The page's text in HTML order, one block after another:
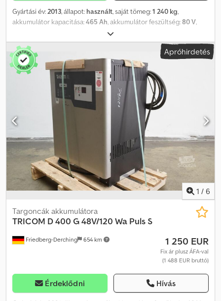
Gyártási év:2013, állapot: használt, saját tömeg:1 240 kg,
akkumulátor kapacitása:465 Ah, akkumulátor feszültség:80 V,
Akkumulátor típusa: 80 Volt 3 PZM 465 Ah, Aquamatic az
akkumulátoron, DIN A acél akkumulátortartó, akkumulátor
méretek: 1025 x 564 x 784 mm, járműcsatlakozó: REMA 160A,
hatékonyság: 20%, használt HAWKER waterless hajtóakkumulátor
DIN A acéltartóban, feltöltve és töltve, beleértve a kábeleket és az
MRC 160A csatlakozót. Dodpfx Aljztk Hls Njkr
Apróhirdetés
1 / 6
Friedberg-Derching 654 km
Targoncák akkumulátora
TRICOM D 400 G 48V/120 Wa Puls S
1 250 EUR
Fix ár plusz ÁFA-val
(1 488 EUR bruttó)
Érdeklődni Hívás